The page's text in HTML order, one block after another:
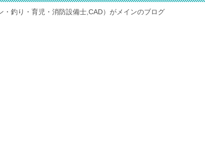
・釣り・育児・消防設備士,CAD）がメインのブログ